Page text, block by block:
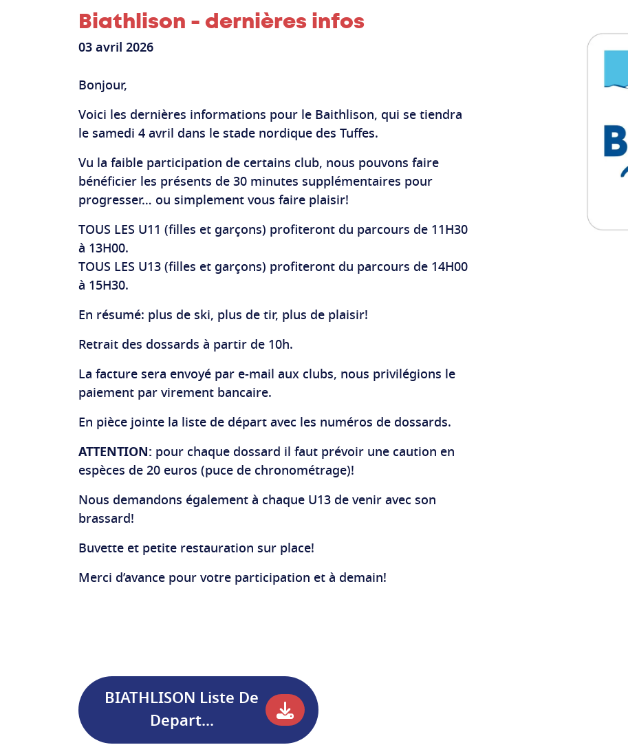
Biathlison - dernières infos
03 avril 2026
Bonjour,
Voici les dernières informations pour le Baithlison, qui se tiendra
le samedi 4 avril dans le stade nordique des Tuffes.
Vu la faible participation de certains club, nous pouvons faire
bénéficier les présents de 30 minutes supplémentaires pour
progresser… ou simplement vous faire plaisir!
TOUS LES U11 (filles et garçons) profiteront du parcours de 11H30
à 13H00.
TOUS LES U13 (filles et garçons) profiteront du parcours de 14H00
à 15H30.
En résumé: plus de ski, plus de tir, plus de plaisir!
Retrait des dossards à partir de 10h.
La facture sera envoyé par e-mail aux clubs, nous privilégions le
paiement par virement bancaire.
En pièce jointe la liste de départ avec les numéros de dossards.
ATTENTION: pour chaque dossard il faut prévoir une caution en
espèces de 20 euros (puce de chronométrage)!
Nous demandons également à chaque U13 de venir avec son
brassard!
Buvette et petite restauration sur place!
Merci d’avance pour votre participation et à demain!
BIATHLISON Liste De
Depart...